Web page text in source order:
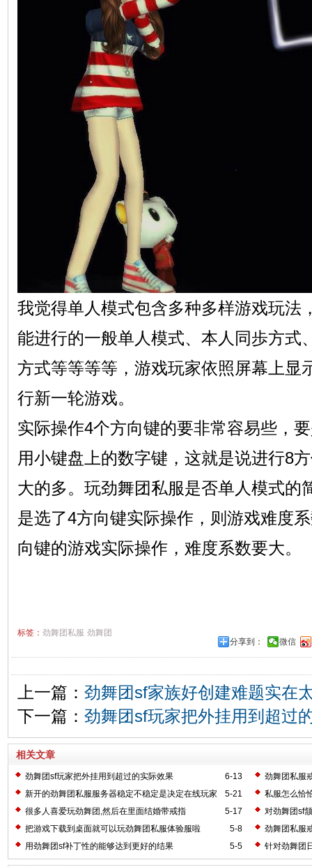
我觉得单人模式包含多种多样游戏玩法
能进行的一般单人模式、本人同歩方式
方式等等等等，游戏玩家依照屏幕上显
行新一轮游戏。
实际操作4个方向键的要非常容易些，
用小键盘上的数字键，这就是说进行8
大的多。玩劲舞团私服是否单人模式的
是选了4方向键实际操作，则游戏难度
向键的游戏实际操作，难度系数要大。
标签： 劲舞团私服 劲舞团
分享到：
微信
上一篇： 劲舞团sf家族好创建难题实在
下一篇： 劲舞团sf玩家把外挂用到超过
相关文章
6-13
劲舞团sf玩家把外挂用到超过的实际效果
劲舞团私服
5-21
新开的劲舞团私服服务器稳定不稳定是决定在线玩家
数量的关键
私服怎么恰
吗?等级可
5-17
很多人喜爱玩劲舞团,然后在里面结婚带戒指
对劲舞团sf
5-8
把游戏下载到桌面就可以玩劲舞团私服体验服啦
劲舞团私服
5-5
用劲舞团sf补丁性的能够达到更好的结果
针对劲舞团
方去做得更